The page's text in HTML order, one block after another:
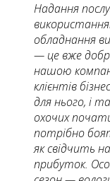
Надання
обладнання
— це вже
нашою
клієнтів
для нього, і
охочих
потрібно
як свідчить
прибуток.